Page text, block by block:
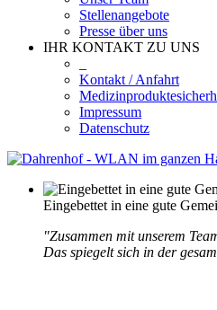
Stellenangebote
Presse über uns
IHR KONTAKT ZU UNS
Kontakt / Anfahrt
Impressum
Datenschutz
Eingebettet in eine gute
"Zusammen mit unserem
Das spiegelt sich in der